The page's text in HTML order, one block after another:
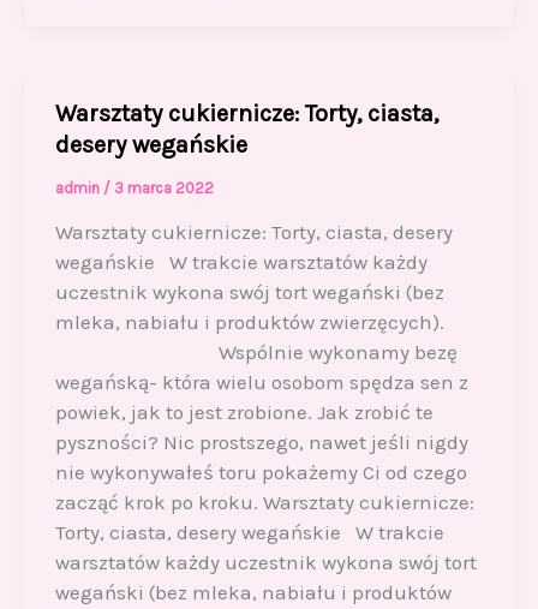
b
o
o
k
d
o
n
Warsztaty cukiernicze: Torty, ciasta,
desery wegańskie
admin / 3 marca 2022
Warsztaty cukiernicze: Torty, ciasta, desery
wegańskie W trakcie warsztatów każdy
uczestnik wykona swój tort wegański (bez
mleka, nabiału i produktów zwierzęcych).
Wspólnie wykonamy bezę
wegańską- która wielu osobom spędza sen z
powiek, jak to jest zrobione. Jak zrobić te
pyszności? Nic prostszego, nawet jeśli nigdy
nie wykonywałeś toru pokażemy Ci od czego
zacząć krok po kroku. Warsztaty cukiernicze:
Torty, ciasta, desery wegańskie W trakcie
warsztatów każdy uczestnik wykona swój tort
wegański (bez mleka, nabiału i produktów